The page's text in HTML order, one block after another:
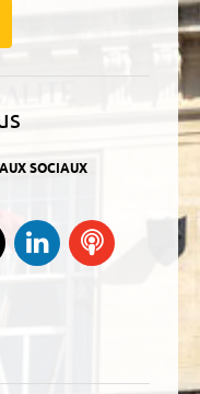
SOCIAUX
Twitter
nous sur YouTube
Suivez-nous sur
Instagram
Retrouvez-
nous sur
Ecoutez